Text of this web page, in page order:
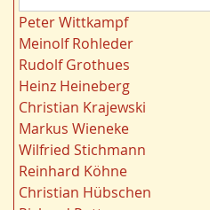
Wohnen 21
Gewässer 21
Strukturwandel
Städtebau 20
Wahl 20
Ländliche Entwicklung
Ruhrgebiet 20
Migration/Wanderung
Landschaft 19
u
t
o
r
e
n
f
i
l
t
Peter Wittkampf
Meinolf Rohleder
Rudolf Grothues
Heinz Heineberg
Christian Krajewski
Markus Wieneke
Wilfried Stichmann
Reinhard Köhne
Christian Hübschen